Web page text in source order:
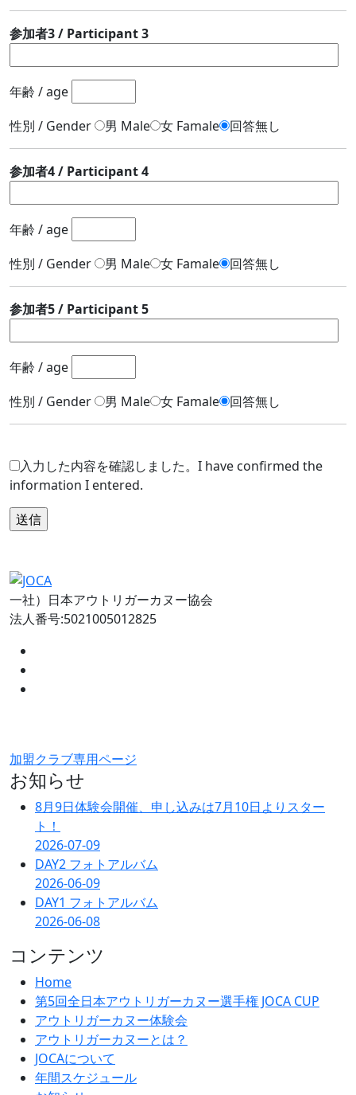
参加者3 / Participant 3
年齢 / age
性別 / Gender
男 Male 女 Famale 回答無し
参加者4 / Participant 4
年齢 / age
性別 / Gender
男 Male 女 Famale 回答無し
参加者5 / Participant 5
年齢 / age
性別 / Gender
男 Male 女 Famale 回答無し
入力した内容を確認しました。I have confirmed the
information I entered.
一社）日本アウトリガーカヌー協会
法人番号:5021005012825
加盟クラブ専用ページ
お知らせ
8月9日体験会開催、申し込みは7月10日よりスター
ト！
2026-07-09
DAY2 フォトアルバム
2026-06-09
DAY1 フォトアルバム
2026-06-08
コンテンツ
Home
第5回全日本アウトリガーカヌー選手権 JOCA CUP
アウトリガーカヌー体験会
アウトリガーカヌーとは？
JOCAについて
年間スケジュール